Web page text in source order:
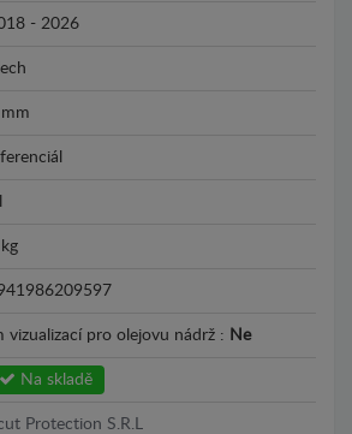
- 2026
vizualizací pro olejovu nádrž : Ne
Na skladě
Protection S.R.L